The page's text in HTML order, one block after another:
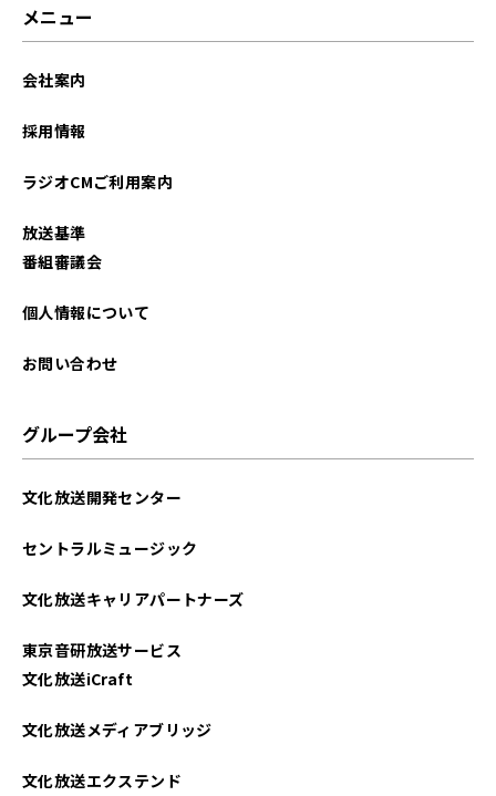
メニュー
会社案内
採用情報
ラジオCMご利用案内
放送基準
番組審議会
個人情報について
お問い合わせ
グループ会社
文化放送開発センター
セントラルミュージック
文化放送キャリアパートナーズ
東京音研放送サービス
文化放送iCraft
文化放送メディアブリッジ
文化放送エクステンド